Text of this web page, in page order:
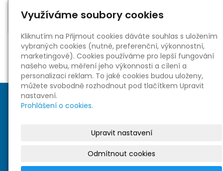
Hledat
Sociální sítě
Využíváme soubory cookies
Kliknutím na Přijmout cookies dáváte souhlas s uložením
vybraných cookies (nutné, preferenční, výkonnostní,
marketingové). Cookies používáme pro lepší fungování
našeho webu, měření jeho výkonnosti a cílení a
personalizaci reklam. To jaké cookies budou uloženy,
můžete svobodně rozhodnout pod tlačítkem Upravit
nastavení.
Prohlášení o cookies.
Upravit nastavení
Odmítnout cookies